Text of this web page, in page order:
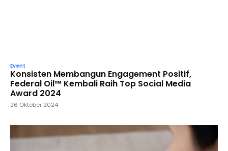
Event
Konsisten Membangun Engagement Positif,
Federal Oil™ Kembali Raih Top Social Media
Award 2024
26 Oktober 2024